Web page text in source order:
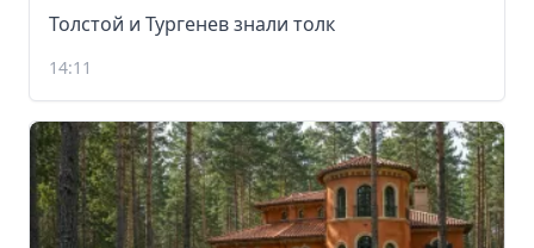
Толстой и Тургенев знали толк
14:11